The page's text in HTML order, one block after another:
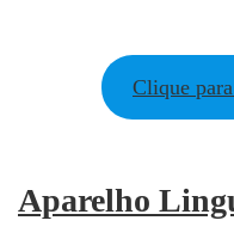
Clique
Aparelho